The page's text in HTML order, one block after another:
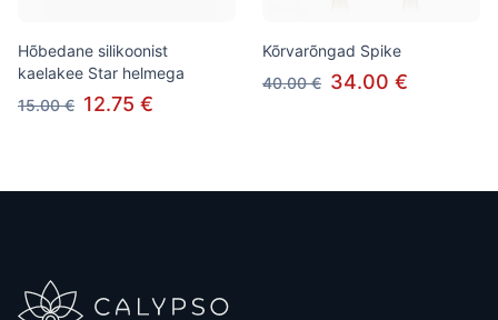
Hõbedane silikoonist
kaelakee Star helmega
15.00 € 12.75 €
Kõrvarõngad Spike
40.00 € 34.00 €